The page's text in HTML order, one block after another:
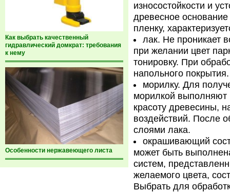
Как выбрать качественный
гидравлический домкрат: требования
к нему
Особенности нержавеющего листа
износостойкости и
древесное основание
пленку,
лак. Не проникает
при желании цвет
тонировку. При
напольного
морилку. Для
морилкой выполняют
красоту древесины,
воздействий. После
слоями лака.
окрашивающий
может быть
систем,
желаемого цвета,
Выбрать для